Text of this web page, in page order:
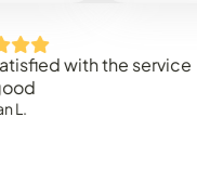
with the service